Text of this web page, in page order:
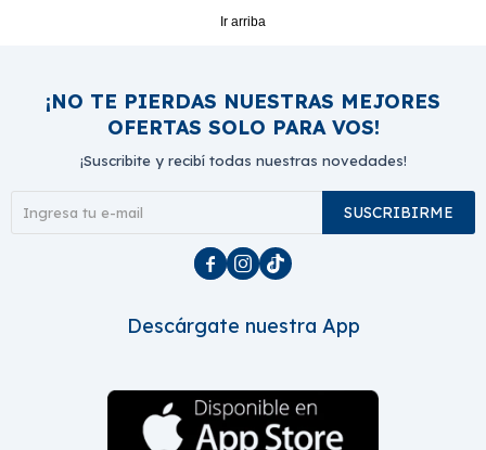
Ir arriba
¡NO TE PIERDAS NUESTRAS MEJORES
OFERTAS SOLO PARA VOS!
¡Suscribite y recibí todas nuestras novedades!
SUSCRIBIRME
  
Descárgate nuestra App